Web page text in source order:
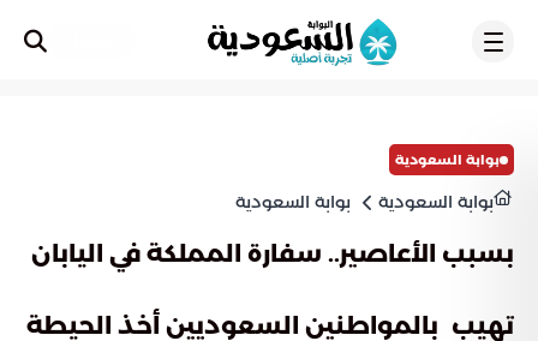
بوابة السعودية
بوابة السعودية بوابة السعودية
بسبب الأعاصير.. سفارة المملكة في اليابان
تهيب بالمواطنين السعوديين أخذ الحيطة